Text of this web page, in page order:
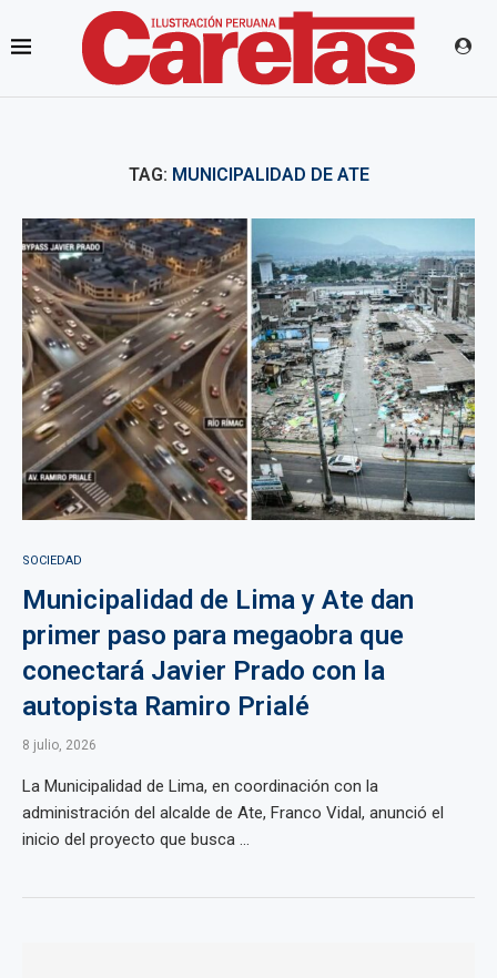
TAG: MUNICIPALIDAD DE ATE
SOCIEDAD
Municipalidad de Lima y Ate dan
primer paso para megaobra que
conectará Javier Prado con la
autopista Ramiro Prialé
8 julio, 2026
La Municipalidad de Lima, en coordinación con la
administración del alcalde de Ate, Franco Vidal, anunció el
inicio del proyecto que busca ...